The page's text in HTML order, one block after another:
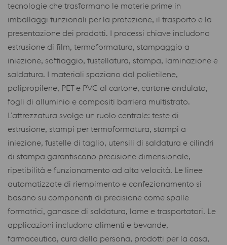
tecnologie che trasformano le materie prime in
imballaggi funzionali per la protezione, il trasporto e la
presentazione dei prodotti. I processi chiave includono
estrusione di film, termoformatura, stampaggio a
iniezione, soffiaggio, fustellatura, stampa, laminazione e
saldatura. I materiali spaziano dal polietilene,
polipropilene, PET e PVC al cartone, cartone ondulato,
fogli di alluminio e compositi barriera multistrato.
L’attrezzatura svolge un ruolo centrale: teste di
estrusione, stampi per termoformatura, stampi a
iniezione, fustelle di taglio, utensili di saldatura e cilindri
di stampa garantiscono precisione dimensionale,
ripetibilità e funzionamento ad alta velocità. Le linee
automatizzate di riempimento e confezionamento si
basano su componenti di precisione come spalle
formatrici, ganasce di saldatura, lame e trasportatori. Le
applicazioni includono alimenti e bevande,
farmaceutica, cura della persona, prodotti per la casa,